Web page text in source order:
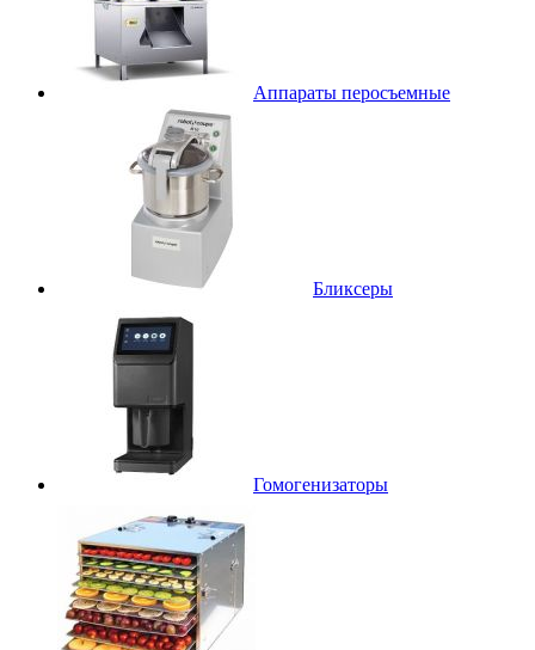
Аппараты перосъемные
Бликсеры
Гомогенизаторы